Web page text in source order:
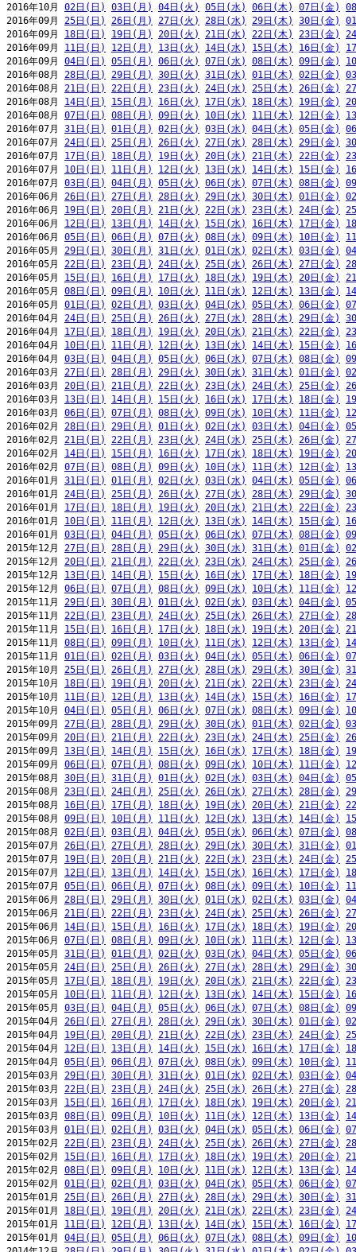
2016年10月 02日(日) 03日(月) 04日(火) 05日(水) 06日(木) 07日(金)
2016年09月 25日(日) 26日(月) 27日(火) 28日(水) 29日(木) 30日(金)
2016年09月 18日(日) 19日(月) 20日(火) 21日(水) 22日(木) 23日(金)
2016年09月 11日(日) 12日(月) 13日(火) 14日(水) 15日(木) 16日(金)
2016年09月 04日(日) 05日(月) 06日(火) 07日(水) 08日(木) 09日(金)
2016年08月 28日(日) 29日(月) 30日(火) 31日(水) 01日(木) 02日(金)
2016年08月 21日(日) 22日(月) 23日(火) 24日(水) 25日(木) 26日(金)
2016年08月 14日(日) 15日(月) 16日(火) 17日(水) 18日(木) 19日(金)
2016年08月 07日(日) 08日(月) 09日(火) 10日(水) 11日(木) 12日(金)
2016年07月 31日(日) 01日(月) 02日(火) 03日(水) 04日(木) 05日(金)
2016年07月 24日(日) 25日(月) 26日(火) 27日(水) 28日(木) 29日(金)
2016年07月 17日(日) 18日(月) 19日(火) 20日(水) 21日(木) 22日(金)
2016年07月 10日(日) 11日(月) 12日(火) 13日(水) 14日(木) 15日(金)
2016年07月 03日(日) 04日(月) 05日(火) 06日(水) 07日(木) 08日(金)
2016年06月 26日(日) 27日(月) 28日(火) 29日(水) 30日(木) 01日(金)
2016年06月 19日(日) 20日(月) 21日(火) 22日(水) 23日(木) 24日(金)
2016年06月 12日(日) 13日(月) 14日(火) 15日(水) 16日(木) 17日(金)
2016年06月 05日(日) 06日(月) 07日(火) 08日(水) 09日(木) 10日(金)
2016年05月 29日(日) 30日(月) 31日(火) 01日(水) 02日(木) 03日(金)
2016年05月 22日(日) 23日(月) 24日(火) 25日(水) 26日(木) 27日(金)
2016年05月 15日(日) 16日(月) 17日(火) 18日(水) 19日(木) 20日(金)
2016年05月 08日(日) 09日(月) 10日(火) 11日(水) 12日(木) 13日(金)
2016年05月 01日(日) 02日(月) 03日(火) 04日(水) 05日(木) 06日(金)
2016年04月 24日(日) 25日(月) 26日(火) 27日(水) 28日(木) 29日(金)
2016年04月 17日(日) 18日(月) 19日(火) 20日(水) 21日(木) 22日(金)
2016年04月 10日(日) 11日(月) 12日(火) 13日(水) 14日(木) 15日(金)
2016年04月 03日(日) 04日(月) 05日(火) 06日(水) 07日(木) 08日(金)
2016年03月 27日(日) 28日(月) 29日(火) 30日(水) 31日(木) 01日(金)
2016年03月 20日(日) 21日(月) 22日(火) 23日(水) 24日(木) 25日(金)
2016年03月 13日(日) 14日(月) 15日(火) 16日(水) 17日(木) 18日(金)
2016年03月 06日(日) 07日(月) 08日(火) 09日(水) 10日(木) 11日(金)
2016年02月 28日(日) 29日(月) 01日(火) 02日(水) 03日(木) 04日(金)
2016年02月 21日(日) 22日(月) 23日(火) 24日(水) 25日(木) 26日(金)
2016年02月 14日(日) 15日(月) 16日(火) 17日(水) 18日(木) 19日(金)
2016年02月 07日(日) 08日(月) 09日(火) 10日(水) 11日(木) 12日(金)
2016年01月 31日(日) 01日(月) 02日(火) 03日(水) 04日(木) 05日(金)
2016年01月 24日(日) 25日(月) 26日(火) 27日(水) 28日(木) 29日(金)
2016年01月 17日(日) 18日(月) 19日(火) 20日(水) 21日(木) 22日(金)
2016年01月 10日(日) 11日(月) 12日(火) 13日(水) 14日(木) 15日(金)
2016年01月 03日(日) 04日(月) 05日(火) 06日(水) 07日(木) 08日(金)
2015年12月 27日(日) 28日(月) 29日(火) 30日(水) 31日(木) 01日(金)
2015年12月 20日(日) 21日(月) 22日(火) 23日(水) 24日(木) 25日(金)
2015年12月 13日(日) 14日(月) 15日(火) 16日(水) 17日(木) 18日(金)
2015年12月 06日(日) 07日(月) 08日(火) 09日(水) 10日(木) 11日(金)
2015年11月 29日(日) 30日(月) 01日(火) 02日(水) 03日(木) 04日(金)
2015年11月 22日(日) 23日(月) 24日(火) 25日(水) 26日(木) 27日(金)
2015年11月 15日(日) 16日(月) 17日(火) 18日(水) 19日(木) 20日(金)
2015年11月 08日(日) 09日(月) 10日(火) 11日(水) 12日(木) 13日(金)
2015年11月 01日(日) 02日(月) 03日(火) 04日(水) 05日(木) 06日(金)
2015年10月 25日(日) 26日(月) 27日(火) 28日(水) 29日(木) 30日(金)
2015年10月 18日(日) 19日(月) 20日(火) 21日(水) 22日(木) 23日(金)
2015年10月 11日(日) 12日(月) 13日(火) 14日(水) 15日(木) 16日(金)
2015年10月 04日(日) 05日(月) 06日(火) 07日(水) 08日(木) 09日(金)
2015年09月 27日(日) 28日(月) 29日(火) 30日(水) 01日(木) 02日(金)
2015年09月 20日(日) 21日(月) 22日(火) 23日(水) 24日(木) 25日(金)
2015年09月 13日(日) 14日(月) 15日(火) 16日(水) 17日(木) 18日(金)
2015年09月 06日(日) 07日(月) 08日(火) 09日(水) 10日(木) 11日(金)
2015年08月 30日(日) 31日(月) 01日(火) 02日(水) 03日(木) 04日(金)
2015年08月 23日(日) 24日(月) 25日(火) 26日(水) 27日(木) 28日(金)
2015年08月 16日(日) 17日(月) 18日(火) 19日(水) 20日(木) 21日(金)
2015年08月 09日(日) 10日(月) 11日(火) 12日(水) 13日(木) 14日(金)
2015年08月 02日(日) 03日(月) 04日(火) 05日(水) 06日(木) 07日(金)
2015年07月 26日(日) 27日(月) 28日(火) 29日(水) 30日(木) 31日(金)
2015年07月 19日(日) 20日(月) 21日(火) 22日(水) 23日(木) 24日(金)
2015年07月 12日(日) 13日(月) 14日(火) 15日(水) 16日(木) 17日(金)
2015年07月 05日(日) 06日(月) 07日(火) 08日(水) 09日(木) 10日(金)
2015年06月 28日(日) 29日(月) 30日(火) 01日(水) 02日(木) 03日(金)
2015年06月 21日(日) 22日(月) 23日(火) 24日(水) 25日(木) 26日(金)
2015年06月 14日(日) 15日(月) 16日(火) 17日(水) 18日(木) 19日(金)
2015年06月 07日(日) 08日(月) 09日(火) 10日(水) 11日(木) 12日(金)
2015年05月 31日(日) 01日(月) 02日(火) 03日(水) 04日(木) 05日(金)
2015年05月 24日(日) 25日(月) 26日(火) 27日(水) 28日(木) 29日(金)
2015年05月 17日(日) 18日(月) 19日(火) 20日(水) 21日(木) 22日(金)
2015年05月 10日(日) 11日(月) 12日(火) 13日(水) 14日(木) 15日(金)
2015年05月 03日(日) 04日(月) 05日(火) 06日(水) 07日(木) 08日(金)
2015年04月 26日(日) 27日(月) 28日(火) 29日(水) 30日(木) 01日(金)
2015年04月 19日(日) 20日(月) 21日(火) 22日(水) 23日(木) 24日(金)
2015年04月 12日(日) 13日(月) 14日(火) 15日(水) 16日(木) 17日(金)
2015年04月 05日(日) 06日(月) 07日(火) 08日(水) 09日(木) 10日(金)
2015年03月 29日(日) 30日(月) 31日(火) 01日(水) 02日(木) 03日(金)
2015年03月 22日(日) 23日(月) 24日(火) 25日(水) 26日(木) 27日(金)
2015年03月 15日(日) 16日(月) 17日(火) 18日(水) 19日(木) 20日(金)
2015年03月 08日(日) 09日(月) 10日(火) 11日(水) 12日(木) 13日(金)
2015年03月 01日(日) 02日(月) 03日(火) 04日(水) 05日(木) 06日(金)
2015年02月 22日(日) 23日(月) 24日(火) 25日(水) 26日(木) 27日(金)
2015年02月 15日(日) 16日(月) 17日(火) 18日(水) 19日(木) 20日(金)
2015年02月 08日(日) 09日(月) 10日(火) 11日(水) 12日(木) 13日(金)
2015年02月 01日(日) 02日(月) 03日(火) 04日(水) 05日(木) 06日(金)
2015年01月 25日(日) 26日(月) 27日(火) 28日(水) 29日(木) 30日(金)
2015年01月 18日(日) 19日(月) 20日(火) 21日(水) 22日(木) 23日(金)
2015年01月 11日(日) 12日(月) 13日(火) 14日(水) 15日(木) 16日(金)
2015年01月 04日(日) 05日(月) 06日(火) 07日(水) 08日(木) 09日(金)